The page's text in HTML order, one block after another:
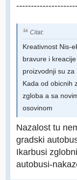
Citat:
Kreativnost Nis-
bravure i
proizvodnji su za
Kada od obicnih
zgloba a sa
osovinom
Nazalost tu
gradski
Ikarbusi
autobusi-